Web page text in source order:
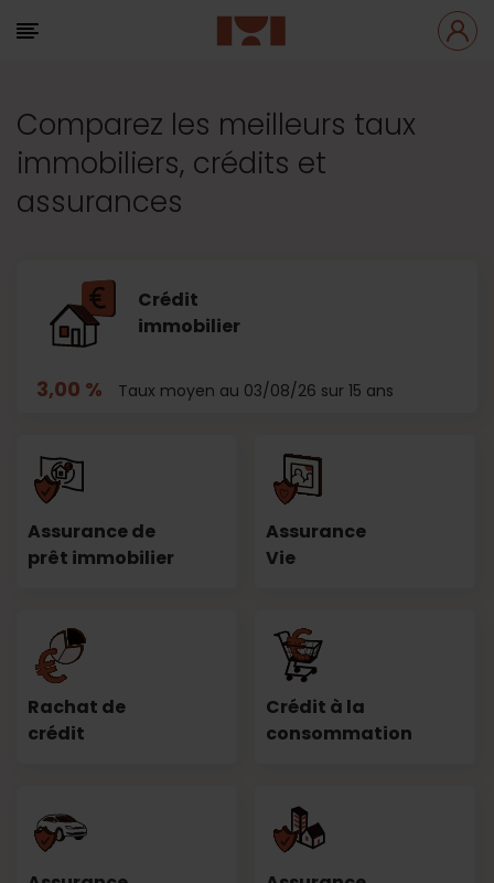
Comparez les meilleurs taux
immobiliers, crédits et
assurances
Crédit
immobilier
3,00 % Taux moyen au 03/08/26 sur 15 ans
Assurance de
prêt immobilier
Assurance
Vie
Rachat de
crédit
Crédit à la
consommation